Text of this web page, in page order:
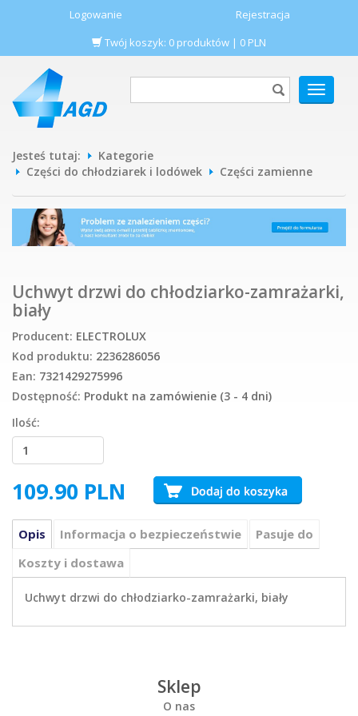
Logowanie
Rejestracja
Twój koszyk: 0 produktów | 0 PLN
POKAŻ
MENU
Jesteś tutaj:
Kategorie
Części do chłodziarek i lodówek
Części zamienne
Uchwyt drzwi do chłodziarko-zamrażarki,
biały
Producent: ELECTROLUX
Kod produktu: 2236286056
Ean: 7321429275996
Dostępność: Produkt na zamówienie (3 - 4 dni)
Ilość:
109.90 PLN
Opis Informacja o bezpieczeństwie
Pasuje do
Koszty i dostawa
Uchwyt drzwi do chłodziarko-zamrażarki, biały
Sklep
O nas